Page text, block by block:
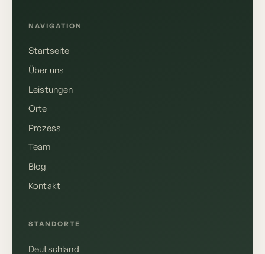
NAVIGATION
Startseite
Über uns
Leistungen
Orte
Prozess
Team
Blog
Kontakt
STANDORTE
Deutschland